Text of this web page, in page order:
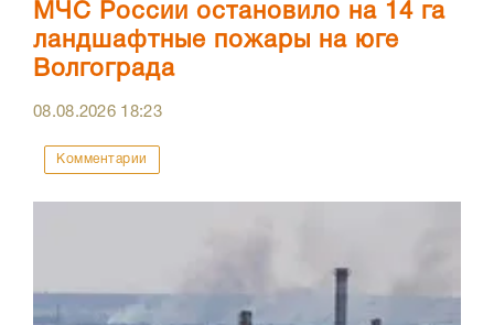
МЧС России остановило на 14 га
ландшафтные пожары на юге
Волгограда
08.08.2026 18:23
Комментарии